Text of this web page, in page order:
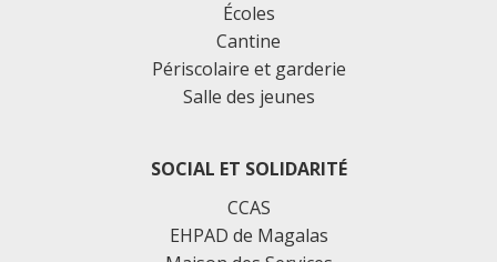
Écoles
Cantine
Périscolaire et garderie
Salle des jeunes
SOCIAL ET SOLIDARITÉ
CCAS
EHPAD de Magalas